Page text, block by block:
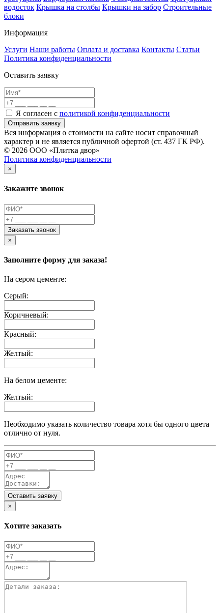
водосток Крышка на столбы Крышки на забор Строительные
блоки
Информация
Услуги Наши работы Оплата и доставка Контакты Статьи
Политика конфиденциальности
Оставить заявку
Я согласен с политикой конфиденциальности
Отправить заявку
Вся информация о стоимости на сайте носит справочный
характер и не является публичной офертой (ст. 437 ГК РФ).
© 2026 ООО «Плитка двор»
Политика конфиденциальности
×
Закажите звонок
Заказать звонок
×
Заполните форму для заказа!
На сером цементе:
Серый:
Коричневый:
Красный:
Желтый:
На белом цементе:
Желтый:
Необходимо указать количество товара хотя бы одного цвета
отлично от нуля.
Оставить заявку
×
Хотите заказать